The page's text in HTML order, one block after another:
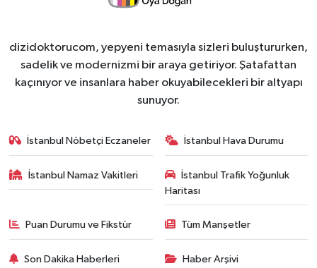
dizidoktorucom, yepyeni temasıyla sizleri buluştururken,
sadelik ve modernizmi bir araya getiriyor. Şatafattan
kaçınıyor ve insanlara haber okuyabilecekleri bir altyapı
sunuyor.
İstanbul Nöbetçi Eczaneler İstanbul Hava Durumu
İstanbul Namaz Vakitleri
İstanbul Trafik Yoğunluk
Haritası
Puan Durumu ve Fikstür Tüm Manşetler
Son Dakika Haberleri Haber Arşivi